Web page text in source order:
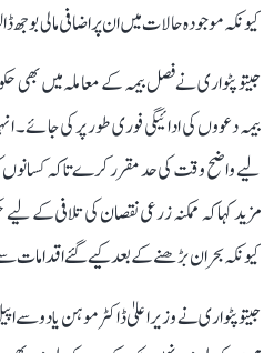
کیونکہ موجودہ حالات میں ان پر اضافی مالی بوجھ
جیتو پٹواری نے فصل بیمہ کے معاملہ میں بھی
بیمہ دعووں کی ادائیگی فوری طور پر کی
لیے واضح وقت کی حد مقرر کرے تاکہ
مزید کہا کہ ممکنہ زرعی نقصان کی تلافی کے
کیونکہ بحران بڑھنے کے بعد کیے گئے
جیتو پٹواری نے وزیر اعلیٰ ڈاکٹر موہن یادو